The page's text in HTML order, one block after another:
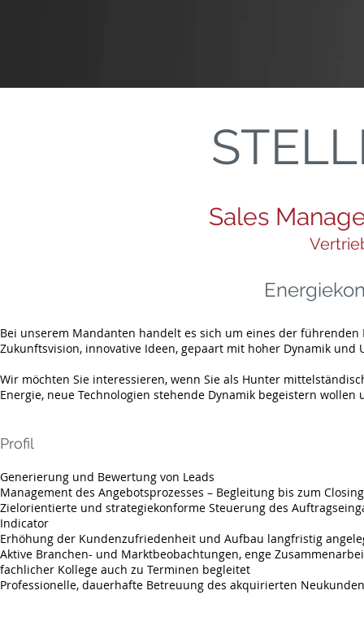
Sales
Bei unserem Mandanten handelt es sich um eines der
Zukunftsvision, innovative Ideen, gepaart mit hoher Dynamik und
Wir möchten Sie interessieren, wenn Sie als Hunter
Energie, neue Technologien stehende Dynamik begeistern
Profil
Generierung und Bewertung von Leads
Management des Angebotsprozesses – Begleitung bis zum Closing
Zielorientierte und strategiekonforme Steuerung des
Indicator
Erhöhung der Kundenzufriedenheit und Aufbau langfristig
Aktive Branchen- und Marktbeobachtungen, enge
fachlicher Kollege auch zu Terminen begleitet
Professionelle, dauerhafte Betreuung des akquirierten